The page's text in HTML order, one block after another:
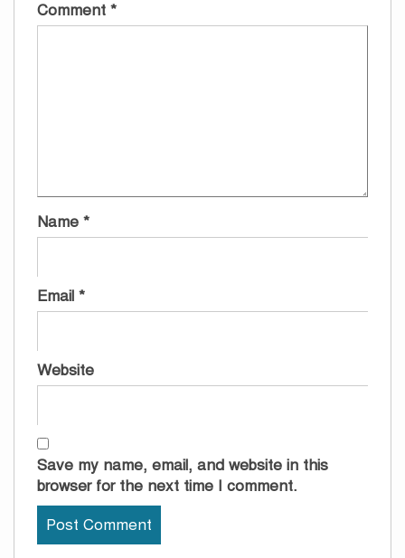
Comment *
Name *
Email *
Website
Save my name, email, and website in this
browser for the next time I comment.